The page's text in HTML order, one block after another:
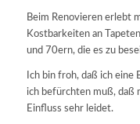
Beim Renovieren erlebt
Kostbarkeiten an
und 70ern, die es zu
Ich bin froh, daß ich
ich befürchten muß, daß
Einfluss sehr leidet.